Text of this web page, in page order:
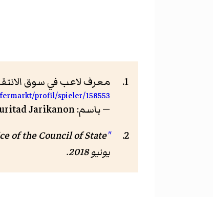
معرف لاعب في سوق
profil/spieler/158553
— باسم: Phuritad Jarikanon — تاريخ الاطلاع: 9 أكتوبر 2017
"รายการข่าว ภูริทัต จาริกานนท์ ล่าสุด"
of the Council of State
يونيو 2018.